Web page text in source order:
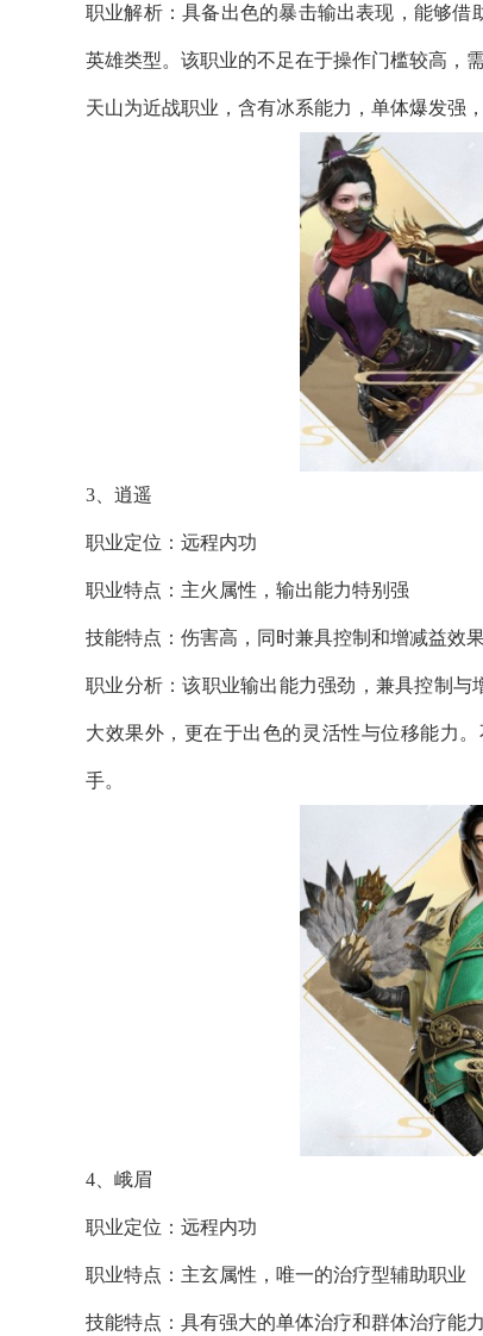
职业解析：具备出色的暴击输出表现，能够
英雄类型。该职业的不足在于操作门槛较高，
天山为近战职业，含有冰系能力，单体爆发强
3、逍遥
职业定位：远程内功
职业特点：主火属性，输出能力特别强
技能特点：伤害高，同时兼具控制和增减益效
职业分析：该职业输出能力强劲，兼具控制与
大效果外，更在于出色的灵活性与位移能力
手。
4、峨眉
职业定位：远程内功
职业特点：主玄属性，唯一的治疗型辅助职业
技能特点：具有强大的单体治疗和群体治疗能力